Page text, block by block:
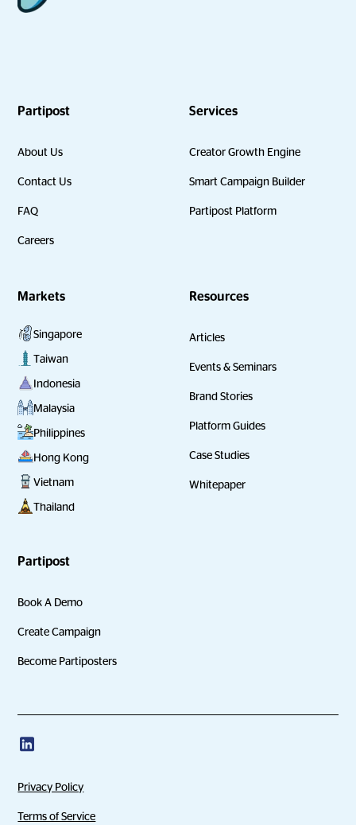
Partipost
About Us
Contact Us
FAQ
Careers
Services
Creator Growth Engine
Smart Campaign Builder
Partipost Platform
Markets
Singapore
Taiwan
Indonesia
Malaysia
Philippines
Hong Kong
Vietnam
Thailand
Resources
Articles
Events & Seminars
Brand Stories
Platform Guides
Case Studies
Whitepaper
Partipost
Book A Demo
Create Campaign
Become Partiposters
Privacy Policy
Terms of Service